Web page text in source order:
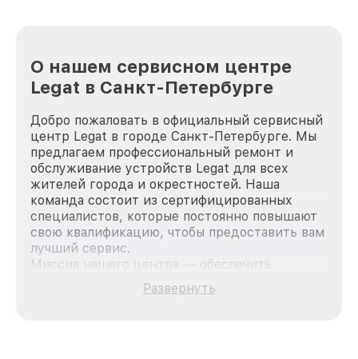
О нашем сервисном центре
Legat в Санкт-Петербурге
Добро пожаловать в официальный сервисный
центр Legat в городе Санкт-Петербурге. Мы
предлагаем профессиональный ремонт и
обслуживание устройств Legat для всех
жителей города и окрестностей. Наша
команда состоит из сертифицированных
специалистов, которые постоянно повышают
свою квалификацию, чтобы предоставить вам
лучший сервис.
Миссия нашего центра — обеспечить
качественный и доступный ремонт для
каждого пользователя продукции Legat, вне
Развернуть